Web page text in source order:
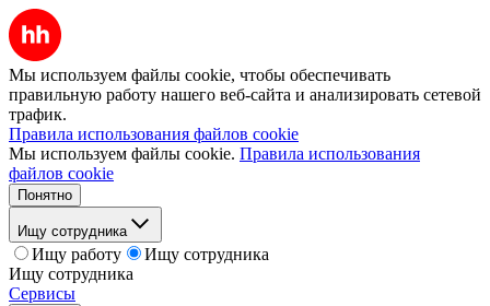
Мы используем файлы cookie, чтобы обеспечивать
правильную работу нашего веб-сайта и анализировать сетевой
трафик.
Правила использования файлов cookie
Мы используем файлы cookie. Правила использования
файлов cookie
Понятно
Ищу сотрудника
Ищу работу
Ищу сотрудника
Ищу сотрудника
Сервисы